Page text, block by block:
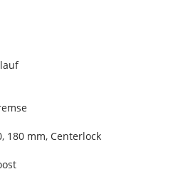
180 mm, Centerlock